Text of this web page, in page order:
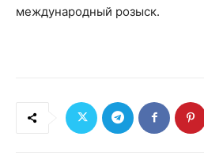
международный розыск.